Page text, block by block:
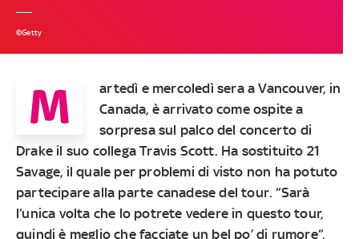
©Getty
M
artedì e mercoledì sera a Vancouver, in
Canada, è arrivato come ospite a
sorpresa sul palco del concerto di
Drake il suo collega Travis Scott. Ha sostituito 21
Savage, il quale per problemi di visto non ha potuto
partecipare alla parte canadese del tour. “Sarà
l’unica volta che lo potrete vedere in questo tour,
quindi è meglio che facciate un bel po’ di rumore”,